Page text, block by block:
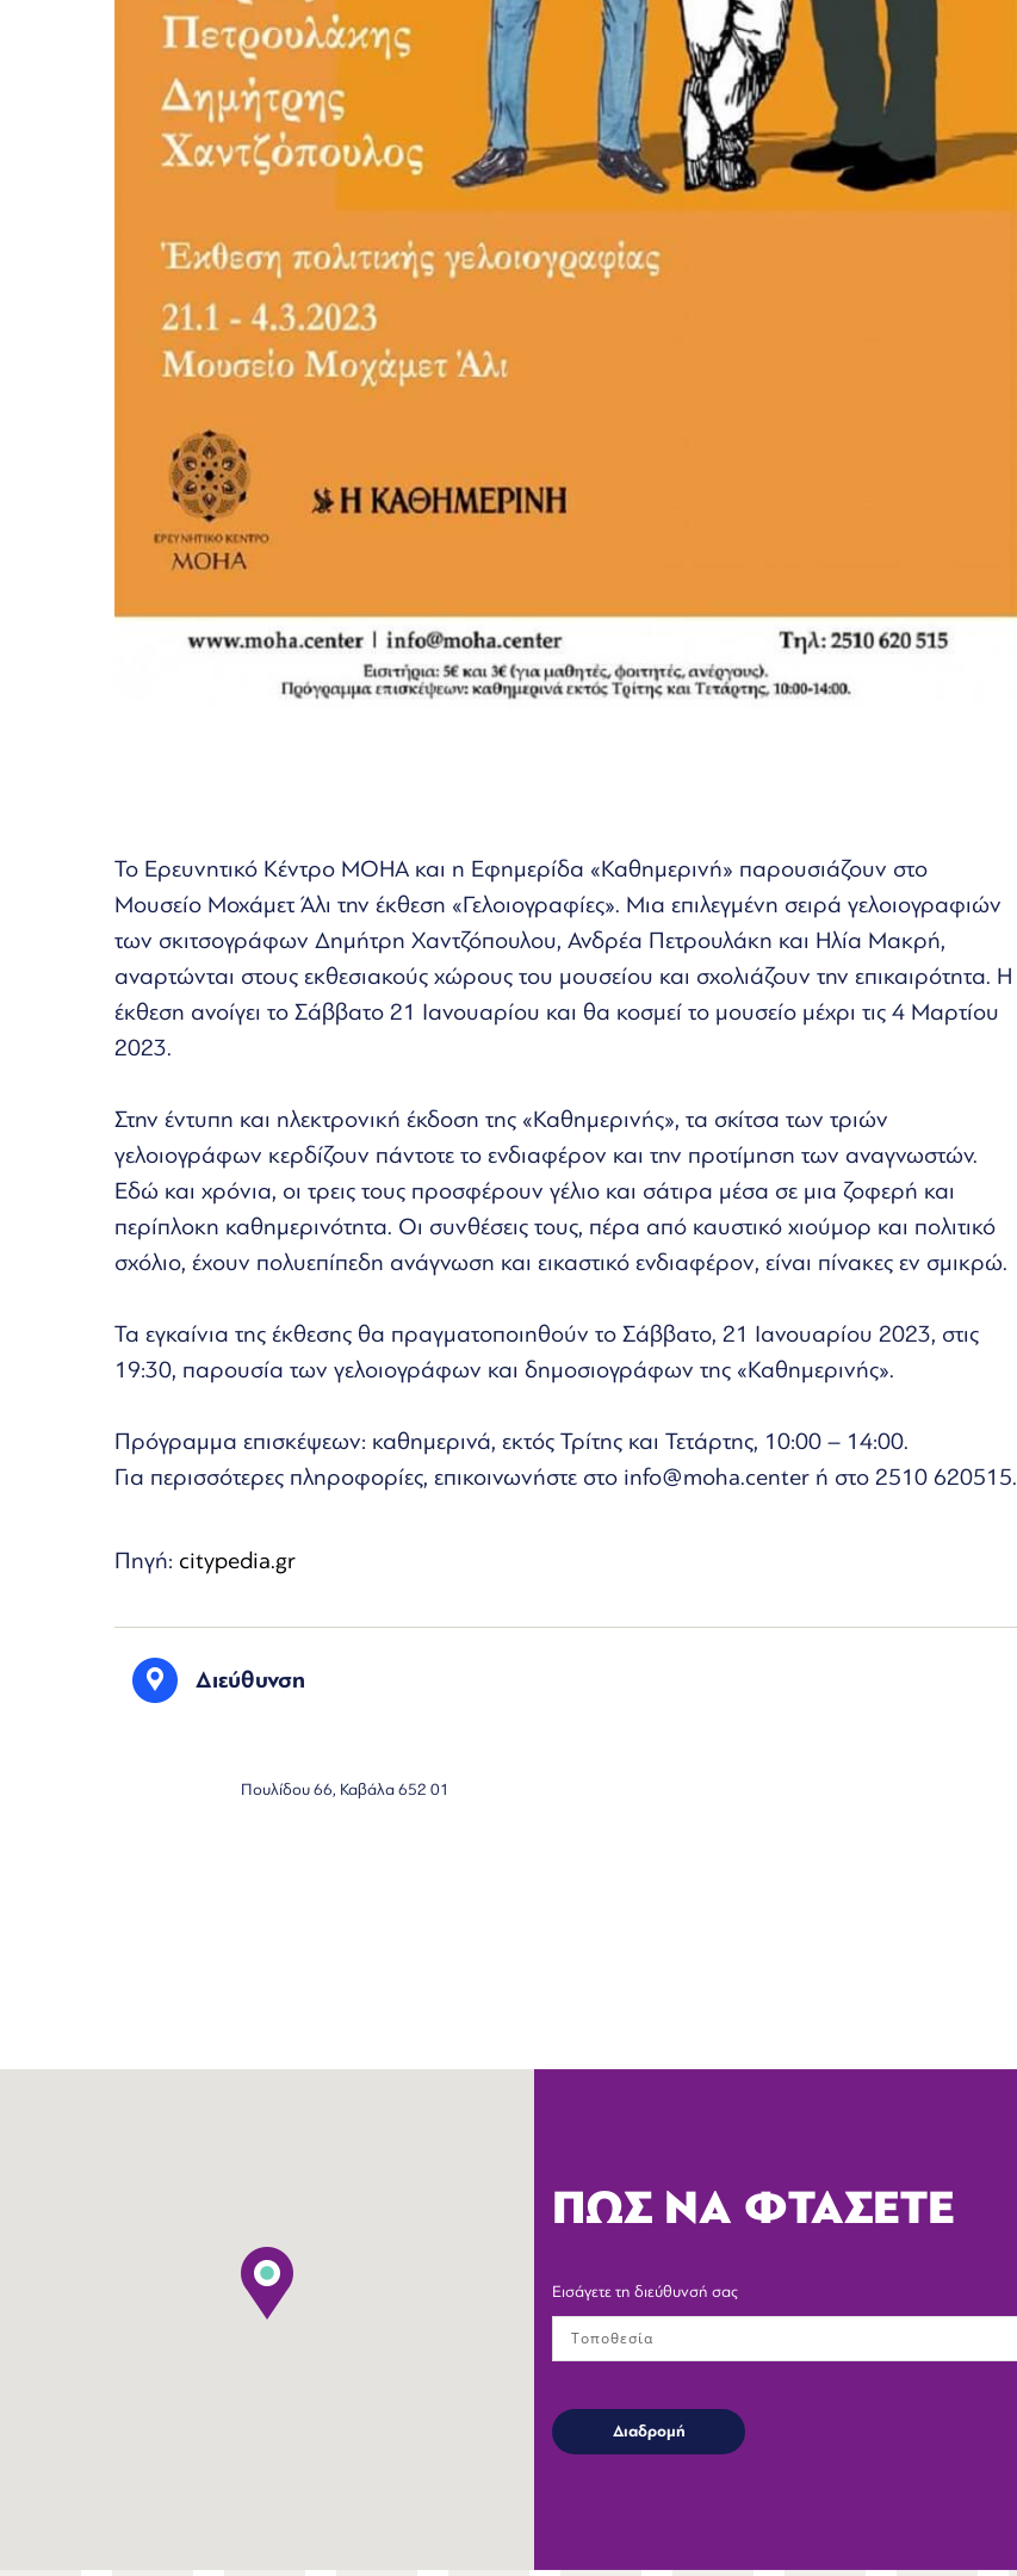
Το Ερευνητικό Κέντρο ΜΟΗΑ και η Εφημερίδα «Καθημερινή» παρουσιάζουν στο
Μουσείο Μοχάμετ Άλι την έκθεση «Γελοιογραφίες». Μια επιλεγμένη σειρά γελοιογραφιών
των σκιτσογράφων Δημήτρη Χαντζόπουλου, Ανδρέα Πετρουλάκη και Ηλία Μακρή,
αναρτώνται στους εκθεσιακούς χώρους του μουσείου και σχολιάζουν την επικαιρότητα. Η
έκθεση ανοίγει το Σάββατο 21 Ιανουαρίου και θα κοσμεί το μουσείο μέχρι τις 4 Μαρτίου
2023.
Στην έντυπη και ηλεκτρονική έκδοση της «Καθημερινής», τα σκίτσα των τριών
γελοιογράφων κερδίζουν πάντοτε το ενδιαφέρον και την προτίμηση των αναγνωστών.
Εδώ και χρόνια, οι τρεις τους προσφέρουν γέλιο και σάτιρα μέσα σε μια ζοφερή και
περίπλοκη καθημερινότητα. Οι συνθέσεις τους, πέρα από καυστικό χιούμορ και πολιτικό
σχόλιο, έχουν πολυεπίπεδη ανάγνωση και εικαστικό ενδιαφέρον, είναι πίνακες εν σμικρώ.
Τα εγκαίνια της έκθεσης θα πραγματοποιηθούν το Σάββατο, 21 Ιανουαρίου 2023, στις
19:30, παρουσία των γελοιογράφων και δημοσιογράφων της «Καθημερινής».
Πρόγραμμα επισκέψεων: καθημερινά, εκτός Τρίτης και Τετάρτης, 10:00 – 14:00.
Για περισσότερες πληροφορίες, επικοινωνήστε στο info@moha.center ή στο 2510 620515.
Πηγή: citypedia.gr
Διεύθυνση
Πουλίδου 66, Καβάλα 652 01
ΠΩΣ ΝΑ ΦΤΑΣΕΤΕ
Εισάγετε τη διεύθυνσή σας